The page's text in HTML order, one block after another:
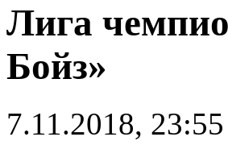
Лига
Бойз»
7.11.2018, 23:55